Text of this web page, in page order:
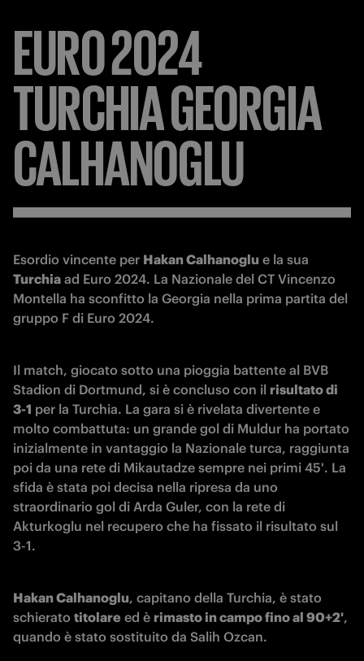
EURO2024
TURCHIAGEORGIA
CALHANOGLU
Esordio vincente per Hakan Calhanoglu
Turchia ad Euro 2024. La Nazionale del CT Vincenzo
Montella ha sconfitto la Georgia nella prima partita del
gruppo F di Euro 2024.
Il match, giocato sotto una pioggia battente al BVB
Stadion di Dortmund, si è concluso con il risultato di
3-1 per la Turchia. La gara si è rivelata divertente e
molto combattuta: un grande gol di Muldur ha portato
inizialmente in vantaggio la Nazionale turca, raggiunta
poi da una rete di Mikautadze sempre nei primi 45'. La
sfida è stata poi decisa nella ripresa da uno
straordinario gol di Arda Guler, con la rete di
Akturkoglu nel recupero che ha fissato il risultato sul
3-1.
Hakan Calhanoglu, capitano della Turchia, è stato
schierato titolare ed è rimasto in campo fino al 90+2',
quando è stato sostituito da Salih Ozcan.